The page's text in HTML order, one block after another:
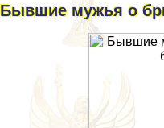
Бывшие мужья о